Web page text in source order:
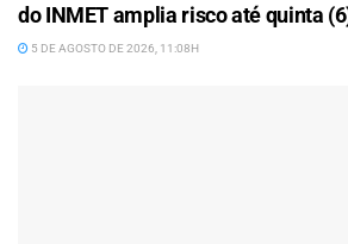
do INMET amplia risco até quinta
5 DE AGOSTO DE 2026, 11:08H